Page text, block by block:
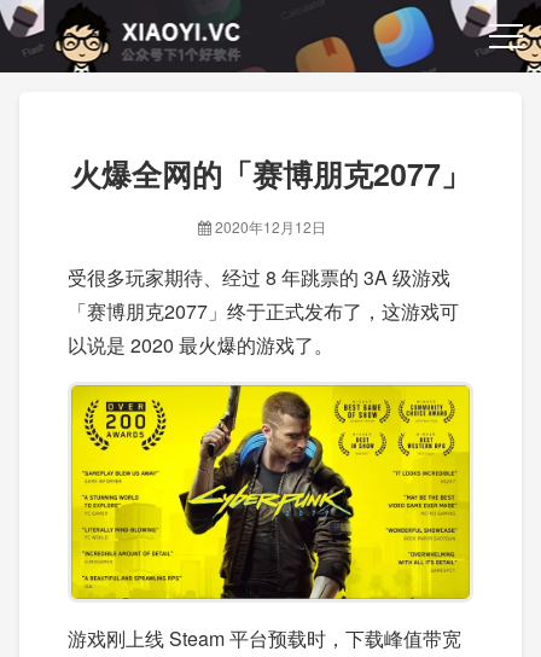
火爆全网的「赛博朋克2077」
2020年12月12日
受很多玩家期待、经过 8 年跳票的 3A 级游戏
「赛博朋克2077」终于正式发布了，这游戏可
以说是 2020 最火爆的游戏了。
游戏刚上线 Steam 平台预载时，下载峰值带宽